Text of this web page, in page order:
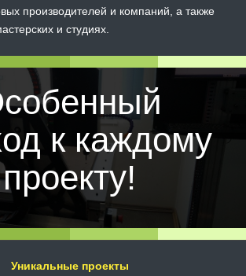
производителей и компаний, а также
и студиях.
к каждому
проекту!
Уникальные проекты